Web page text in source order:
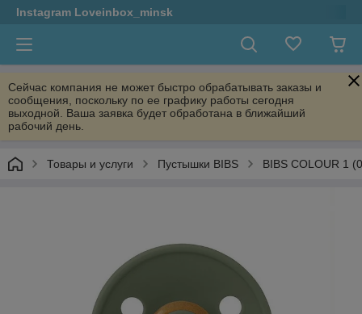
Instagram Loveinbox_minsk
Сейчас компания не может быстро обрабатывать заказы и
сообщения, поскольку по ее графику работы сегодня
выходной. Ваша заявка будет обработана в ближайший
рабочий день.
Товары и услуги Пустышки BIBS BIBS COLOUR 1